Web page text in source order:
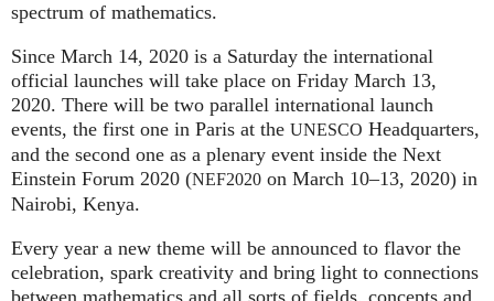
spectrum of mathematics.
Since March 14, 2020 is a Saturday the international
official launches will take place on Friday March 13,
2020. There will be two parallel international launch
events, the first one in Paris at the UNESCO Headquarters,
and the second one as a plenary event inside the Next
Einstein Forum 2020 (NEF2020 on March 10–13, 2020) in
Nairobi, Kenya.
Every year a new theme will be announced to flavor the
celebration, spark creativity and bring light to connections